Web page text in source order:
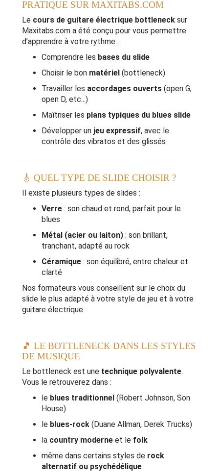
PRATIQUE SUR MAXITABS.COM
Le cours de guitare électrique bottleneck sur
Maxitabs.com a été conçu pour vous permettre
d’apprendre à votre rythme :
Comprendre les bases du slide
Choisir le bon matériel (bottleneck)
Travailler les accordages ouverts (open G,
open D, etc...)
Maîtriser les plans typiques du blues slide
Développer un jeu expressif, avec le
contrôle des vibratos et des glissés
🎸 QUEL TYPE DE SLIDE CHOISIR ?
Il existe plusieurs types de slides :
Verre : son chaud et rond, parfait pour le
blues
Métal (acier ou laiton) : son brillant,
tranchant, adapté au rock
Céramique : son équilibré, entre chaleur et
clarté
Nos formateurs vous conseillent sur le choix du
slide le plus adapté à votre style de jeu et à votre
guitare électrique.
🎵 LE BOTTLENECK DANS LES STYLES
DE MUSIQUE
Le bottleneck est une technique polyvalente.
Vous le retrouverez dans :
le blues traditionnel (Robert Johnson, Son
House)
le blues-rock (Duane Allman, Derek Trucks)
la country moderne et le folk
même dans certains styles de rock
alternatif ou psychédélique